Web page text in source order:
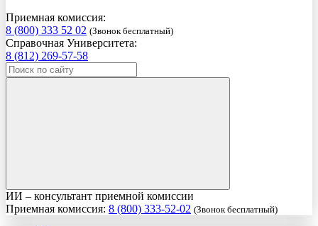
Приемная комиссия:
8 (800) 333 52 02 (Звонок бесплатный)
Справочная Университета:
8 (812) 269-57-58
ИИ – консультант приемной комиссии
Приемная комиссия: 8 (800) 333-52-02 (Звонок бесплатный)